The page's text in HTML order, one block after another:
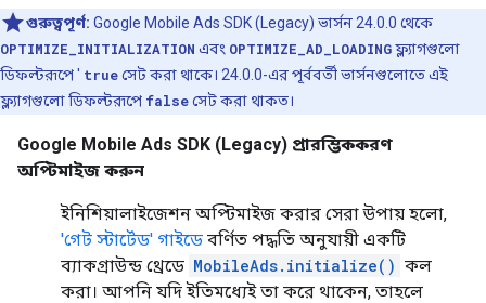
গুরুত্বপূর্ণ: Google Mobile Ads SDK (Legacy) ভার্সন 24.0.0 থেকে
OPTIMIZE_INITIALIZATION এবং OPTIMIZE_AD_LOADINGফ্ল্যাগগুলো
ডিফল্টরূপে ' trueসেট করা থাকে। 24.0.0-এর পূর্ববর্তী ভার্সনগুলোতে এই
ফ্ল্যাগগুলো ডিফল্টরূপে falseসেট করা থাকত।
Google Mobile Ads SDK (Legacy) প্রারম্ভিককরণ
অপ্টিমাইজ করুন
ইনিশিয়ালাইজেশন অপ্টিমাইজ করার সেরা উপায় হলো,
'গেট স্টার্টেড' গাইডে বর্ণিত পদ্ধতি অনুযায়ী একটি
ব্যাকগ্রাউন্ড থ্রেডে MobileAds.initialize() কল
করা। আপনি যদি ইতিমধ্যেই তা করে থাকেন, তাহলে